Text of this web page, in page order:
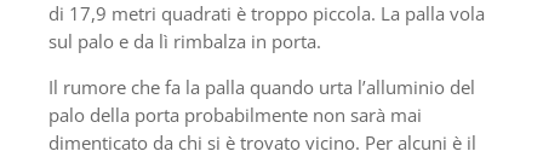
di 17,9 metri quadrati è troppo piccola. La palla vola
sul palo e da lì rimbalza in porta.
Il rumore che fa la palla quando urta l’alluminio del
palo della porta probabilmente non sarà mai
dimenticato da chi si è trovato vicino. Per alcuni è il